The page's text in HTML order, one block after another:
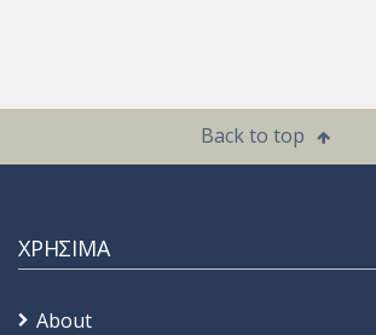
Back to top
ΧΡΗΣΙΜΑ
About